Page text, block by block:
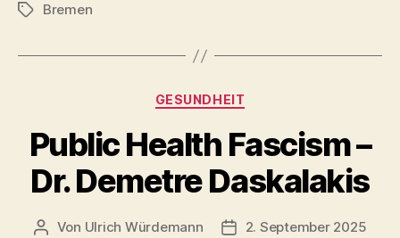
Schlagwörter
Bremen
Kategorien
GESUNDHEIT
Public Health Fascism –
Dr. Demetre Daskalakis
Beitragsautor
Von Ulrich Würdemann Beitragsdatum
2. September 2025